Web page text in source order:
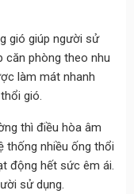
gió giúp người sử
căn phòng theo nhu
làm mát nhanh
gió.
thì điều hòa âm
thống nhiều ống thổi
động hết sức êm ái.
sử dụng.